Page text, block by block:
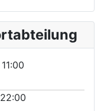
11:00
22:00